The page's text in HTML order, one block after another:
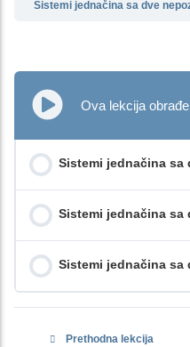
Sistemi jednačina sa dve
Ova lekcija
Sistemi jednačina sa
Sistemi jednačina sa
Sistemi jednačina sa
Prethodna lekcija